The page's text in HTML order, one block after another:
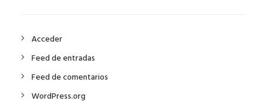
Acceder
Feed de entradas
Feed de comentarios
WordPress.org